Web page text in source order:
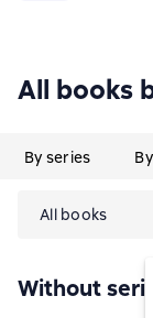
All books
By series
All books
Without